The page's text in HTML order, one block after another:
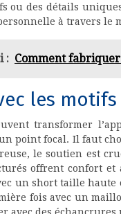
ou des détails
à travers le
: Comment
les
transformer
point focal. Il faut
le soutien est
offrent confort et
un short taille
fois avec un
avec des échancrures